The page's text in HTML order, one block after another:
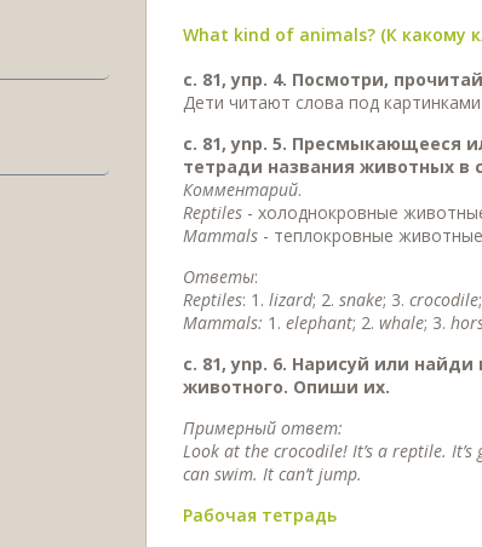
What kind of animals? (К какому
с. 81, упр. 4. Посмотри,
Дети читают слова под
c. 81, ynp. 5. Пресмыкающееся
тетради названия животных в
Комментарий.
Reptiles - холоднокровные
Mammals - теплокровные
Ответы:
Reptiles: 1. lizard; 2. snake; 3. crocodile
Mammals: 1. elephant; 2. whale; 3.
c. 81, ynp. 6. Нарисуй или
животного. Опиши их.
Примерный ответ:
Look at the crocodile! It’s a reptile.
can swim. It can’t jump.
Рабочая тетрадь